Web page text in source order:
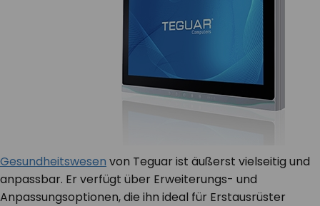
Gesundheitswesen von Teguar ist äußerst vielseitig und
anpassbar. Er verfügt über Erweiterungs- und
Anpassungsoptionen, die ihn ideal für Erstausrüster